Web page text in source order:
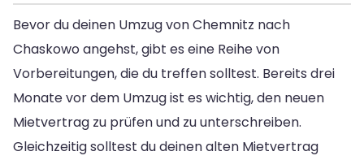
Bevor du deinen Umzug von Chemnitz nach
Chaskowo angehst, gibt es eine Reihe von
Vorbereitungen, die du treffen solltest. Bereits drei
Monate vor dem Umzug ist es wichtig, den neuen
Mietvertrag zu prüfen und zu unterschreiben.
Gleichzeitig solltest du deinen alten Mietvertrag